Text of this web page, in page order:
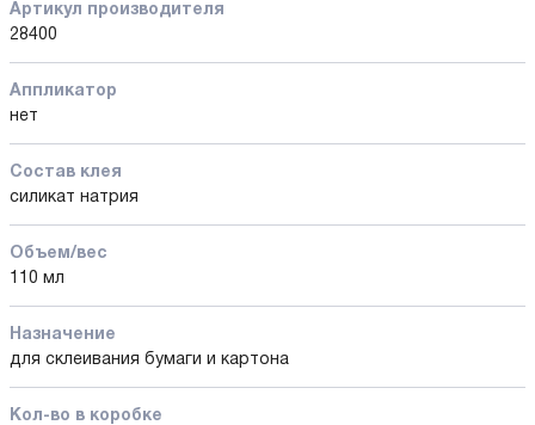
Артикул производителя
28400
Аппликатор
нет
Состав клея
силикат натрия
Объем/вес
110 мл
Назначение
для склеивания бумаги и картона
Кол-во в коробке